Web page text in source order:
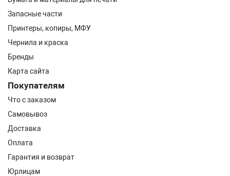
Запасные части
Принтеры, копиры, МФУ
Чернила и краска
Бренды
Карта сайта
Покупателям
Что с заказом
Самовывоз
Доставка
Оплата
Гарантия и возврат
Юрлицам